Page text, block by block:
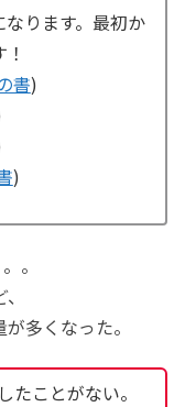
ります。最初か
書)
)
。
多くなった。
たことがない。